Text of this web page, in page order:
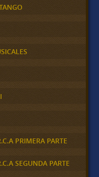
PRIMERA PARTE
SEGUNDA PARTE